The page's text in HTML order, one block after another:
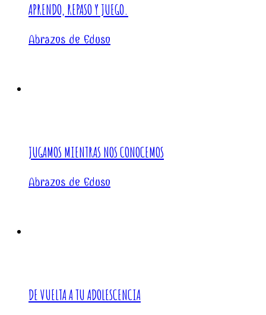
APRENDO, REPASO Y JUEGO.
Abrazos de Eduso
JUGAMOS MIENTRAS NOS CONOCEMOS
Abrazos de Eduso
DE VUELTA A TU ADOLESCENCIA